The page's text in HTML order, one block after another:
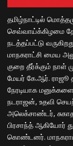
தமிழ்நாட்டில்
செவ்வாய்க்கிழமை
நடத்தப்பட்டு
மாநகராட்சி மைய
குறை தீர்க்கும் நாள்
மேயர் கே.ஆர். ராஜூ
நேரடியாக
நடராஜன், உதவி
அலெக்சாண்டர்,
பிரசாந்த் ஆகியோர்
கொண்டனர்.